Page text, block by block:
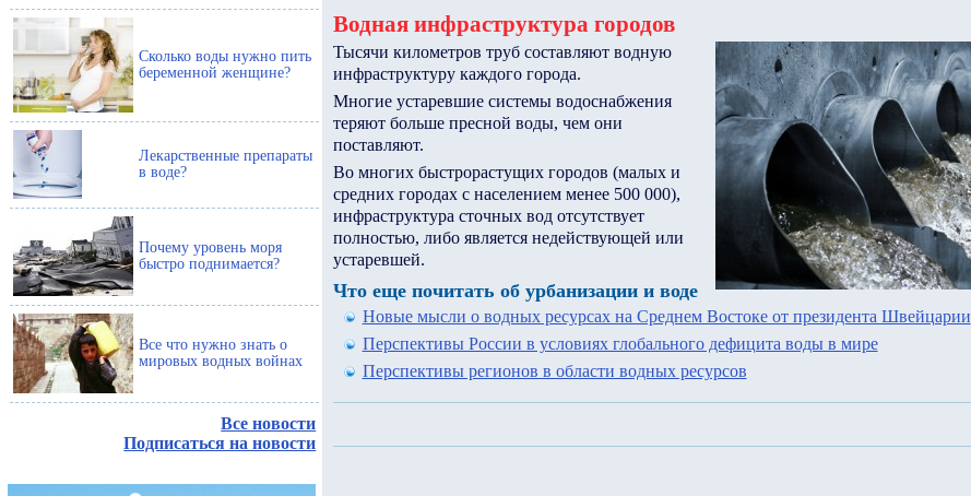
Сколько воды нужно пить
беременной женщине?
Лекарственные препараты
в воде?
Почему уровень моря
быстро поднимается?
Все что нужно знать о
мировых водных войнах
Все новости
Подписаться на новости
Водная инфраструктура городов
Тысячи километров труб составляют водную
инфраструктуру каждого города.
Многие устаревшие системы водоснабжения
теряют больше пресной воды, чем они
поставляют.
Во многих быстрорастущих городов (малых и
средних городах с населением менее 500 000),
инфраструктура сточных вод отсутствует
полностью, либо является недействующей или
устаревшей.
Что еще почитать об урбанизации и воде
Новые мысли о водных ресурсах на Среднем Востоке от президента Швейцарии
Перспективы России в условиях глобального дефицита воды в мире
Перспективы регионов в области водных ресурсов